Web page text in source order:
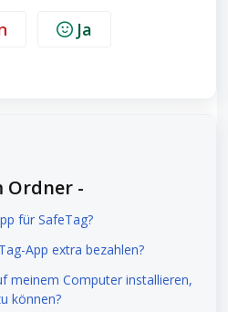
Ja
Ordner -
für SafeTag?
App extra bezahlen?
meinem Computer installieren,
können?